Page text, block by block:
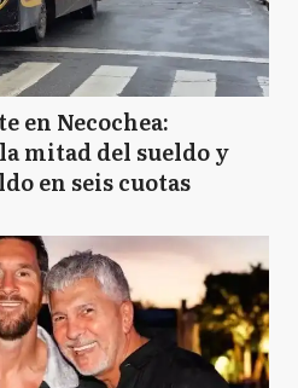
en Necochea:
mitad del sueldo y
en seis cuotas